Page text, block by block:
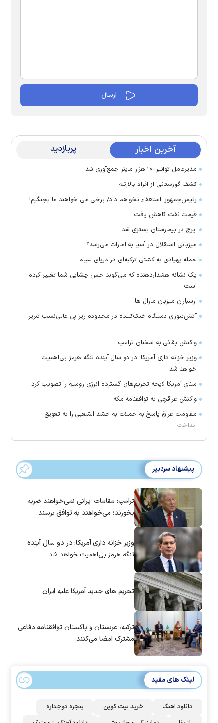
آخرین اخبار پربازدید
مدیرعامل توانیر: ۱۰ هزار ماینر جمع‌آوری شد
کشف گورستانی از افراد بالارتبه
رئیس‌جمهور: استعفاء نخواهم داد/ برخی می خواهند ما بجنگیم!
قیمت نفت کاهش یافت
ایرج در بیمارستان بستری شد
میزبانی استقلال در آسیا به امارات می‌رسد؟
حمله پهپادی به کشتی ترکیه‌ای در دریای سیاه
یک نشانه هشداردهنده که می‌گوید حس چشایی شما تغییر کرده
است
ارسباران میزبان مارال ها
آتش‌سوزی دستگاه خنک‌کننده در محدوده زیر پل عالی‌نسب تبریز
واکنش بقائی به سخنان ترامپ
وزیر خزانه داری آمریکا: در دو سال آینده تنگه هرمز بی‌اهمیت
خواهد شد
سنای آمریکا لایحه تحریم‌های گسترده انرژی روسیه را تصویب کرد
واکنش عراقچی به توافقنامه مکه
مقاومت عراق پاسخ به حملات به حشد الشعبی را به تعویق
انداخت
پیشنهاد سردبیر
ترامپ: مقامات ایرانی نمی‌خواهند ضربه
بخورند؛ می‌خواهند به توافق برسند
وزیر خزانه داری آمریکا: در دو سال آینده
تنگه هرمز بی‌اهمیت خواهد شد
تحریم های جدید آمریکا علیه ایران
ترکیه، عربستان و پاکستان توافقنامه دفاعی
مشترک امضا می‌کنند
لینک های مفید
دانلود اهنگ خرید بیت کوین
پنجره دوجداره